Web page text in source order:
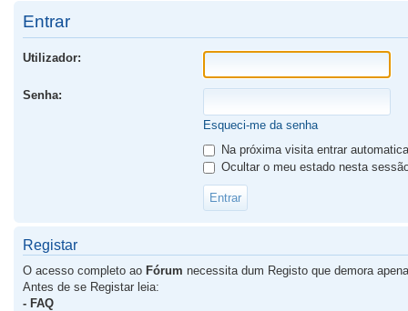
Entrar
Utilizador:
Senha:
Esqueci-me da senha
Na próxima visita entrar
Ocultar o meu estado nesta
Registar
O acesso completo ao Fórum necessita dum Registo que demora
Antes de se Registar leia:
- FAQ